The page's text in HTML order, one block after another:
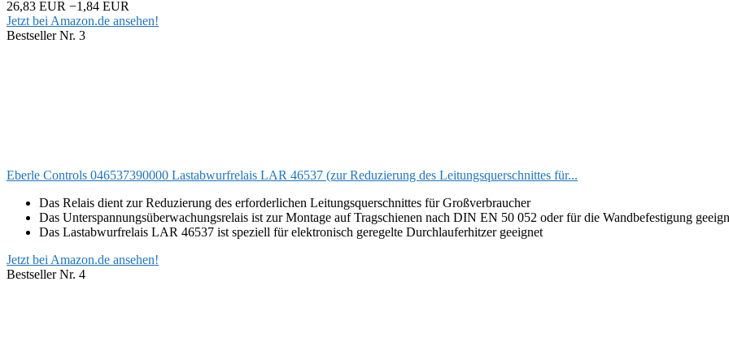
26,83 EUR −1,84 EUR
Jetzt bei Amazon.de ansehen!
Bestseller Nr. 3
Eberle Controls 046537390000 Lastabwurfrelais LAR 46537 (zur Reduzierung des Leitungsquerschnittes für...
Das Relais dient zur Reduzierung des erforderlichen Leitungsquerschnittes für Großverbraucher
Das Unterspannungsüberwachungsrelais ist zur Montage auf Tragschienen nach DIN EN 50 052 oder für die Wandbefestigung
Das Lastabwurfrelais LAR 46537 ist speziell für elektronisch geregelte Durchlauferhitzer geeignet
Jetzt bei Amazon.de ansehen!
Bestseller Nr. 4